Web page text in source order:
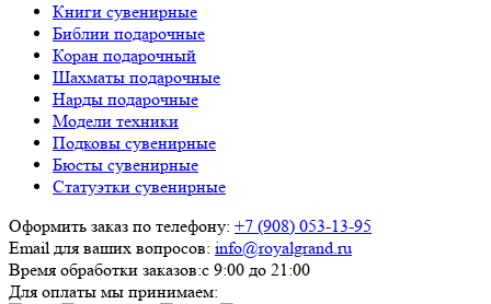
Книги сувенирные
Библии подарочные
Коран подарочный
Шахматы подарочные
Нарды подарочные
Модели техники
Подковы сувенирные
Бюсты сувенирные
Статуэтки сувенирные
Оформить заказ по телефону: +7 (908) 053-13-95
Email для ваших вопросов: info@royalgrand.ru
Время обработки заказов:с 9:00 до 21:00
Для оплаты мы принимаем: